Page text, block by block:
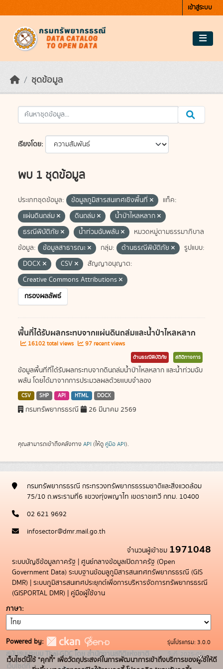
เข้าสู่ระบบ
ชุดข้อมูล
เรียงโดย
พบ 1 ชุดข้อมูล
ประเภทชุดข้อมูล: ข้อมูลภูมิสารสนเทศเชิงพื้นที่
แท็ค:
แผ่นดินถล่ม
ดินถล่ม
น้ำป่าไหลหลาก
ธรณีพิบัติภัย
น้ำท่วมฉับพลัน
หมวดหมู่ตามธรรมาภิบาล
ข้อมูล:
ข้อมูลสาธารณะ กลุ่ม: ด้านธรณีพิบัติภัย
รูปแบบ:
DOCX
CSV
สัญญาอนุญาต:
Creative Commons Attributions
กรองผลลัพธ์
พื้นที่ได้รับผลกระทบจากแผ่นดินถล่มและน้ำป่าไหลหลาก
16102 total views 97 recent views
ด้านธรณีพิบัติภัย สถิติทางการ
ข้อมูลพื้นที่ที่ได้รับผลกระทบจากดินถล่มน้ำป่าไหลหลาก และน้ำท่วมฉับ
พลัน โดยได้มาจากการประมวลผลด้วยแบบจำลอง
CSV SHP API HTML DOCX
กรมทรัพยากรธรณี 26 มีนาคม 2569
คุณสามารถเข้าถึงคลังทาง API (ให้ดู คู่มือ API).
กรมทรัพยากรธรณี กระทรวงทรัพยากรธรรมชาติและสิ่งแวดล้อม
75/10 ถ.พระรามที่6 แขวงทุ่งพญาไท เขตราชเทวี กทม. 10400
02 621 9692
infosector@dmr.mail.go.th
จำนวนผู้เข้าชม 1971048
ระบบบัญชีข้อมูลภาครัฐ | ศูนย์กลางข้อมูลเปิดภาครัฐ (Open
Government Data) ระบบฐานข้อมลูภูมิสารสนเทศทรัพยากรธรณี (GIS
DMR) | ระบบภูมิสารสนเทศประยุกต์เพื่อการบริหารจัดการทรัพยากรธรณี
(GISPORTAL DMR) | คู่มือผู้ใช้งาน
ภาษา
Powered by:
สนับสนุนระบบ Thai-GDC โดย สำนักงานสถิติแห่งชาติ
เว็บไซต์ที่
รุ่นโปรแกรม: 3.0.0
วันที่: 2025-05-
เว็บไซต์นี้ใช้ "คุกกี้" เพื่อวัตถุประสงค์ในการพัฒนาการเข้าถึงบริการของผู้ใช้ให้ดี
x